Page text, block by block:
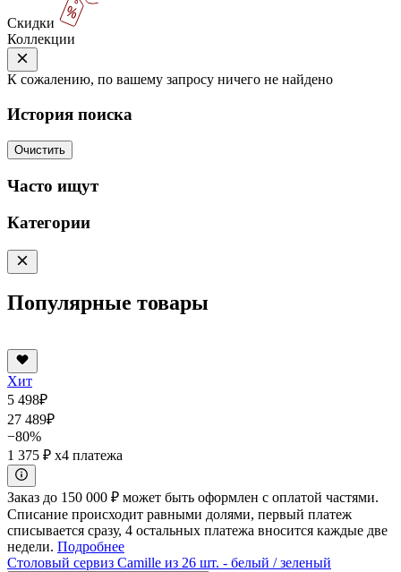
Скидки
Коллекции
К сожалению, по вашему запросу ничего не найдено
История поиска
Очистить
Часто ищут
Категории
Популярные товары
Хит
5 498₽
27 489₽
−80%
1 375 ₽ x4 платежа
Заказ до 150 000 ₽ может быть оформлен с оплатой частями.
Списание происходит равными долями, первый платеж
списывается сразу, 4 остальных платежа вносится каждые две
недели. Подробнее
Столовый сервиз Camille из 26 шт. - белый / зеленый